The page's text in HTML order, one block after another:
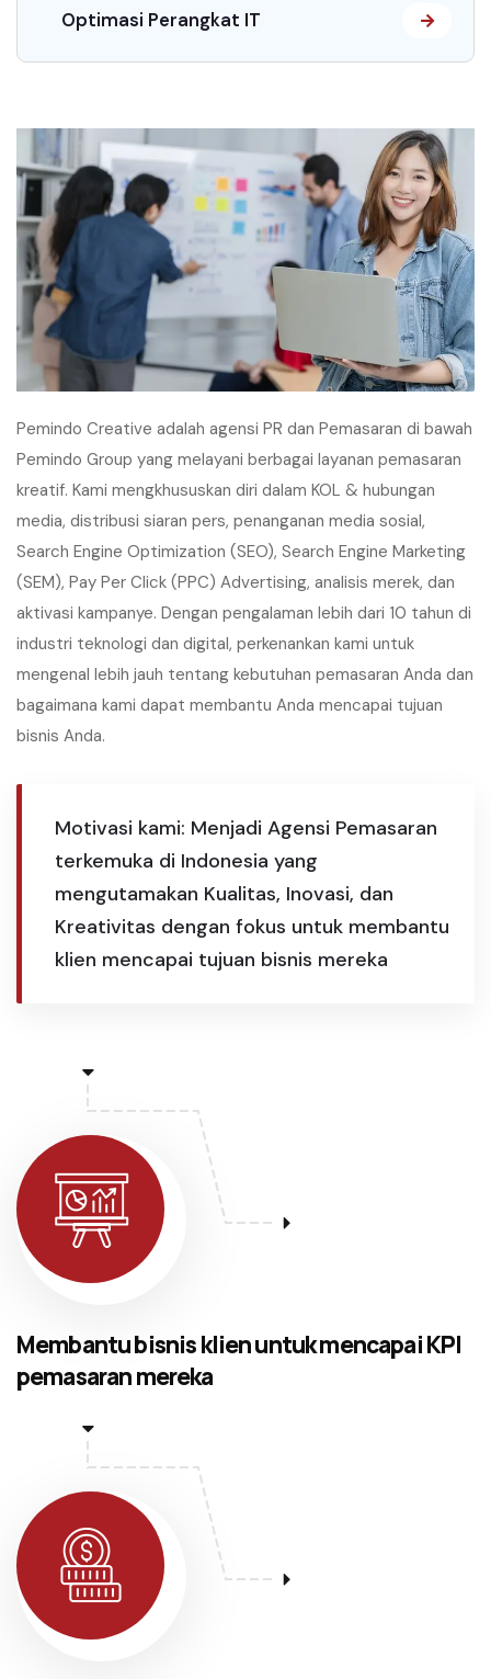
Optimasi Perangkat IT
Pemindo Creative adalah agensi PR dan Pemasaran di bawah
Pemindo Group yang melayani berbagai layanan pemasaran
kreatif. Kami mengkhususkan diri dalam KOL & hubungan
media, distribusi siaran pers, penanganan media sosial,
Search Engine Optimization (SEO), Search Engine Marketing
(SEM), Pay Per Click (PPC) Advertising, analisis merek, dan
aktivasi kampanye. Dengan pengalaman lebih dari 10 tahun di
industri teknologi dan digital, perkenankan kami untuk
mengenal lebih jauh tentang kebutuhan pemasaran Anda dan
bagaimana kami dapat membantu Anda mencapai tujuan
bisnis Anda.
Motivasi kami: Menjadi Agensi Pemasaran
terkemuka di Indonesia yang
mengutamakan Kualitas, Inovasi, dan
Kreativitas dengan fokus untuk membantu
klien mencapai tujuan bisnis mereka
Membantu bisnis klien untuk mencapai KPI
pemasaran mereka